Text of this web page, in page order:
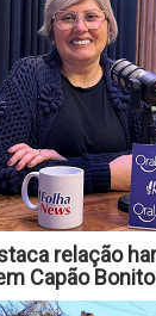
relação
Capão